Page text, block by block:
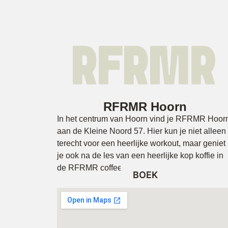
RFRMR Hoorn
In het centrum van Hoorn vind je RFRMR
aan de Kleine Noord 57. Hier kun je niet alleen
terecht voor een heerlijke workout, maar geniet
je ook na de les van een heerlijke kop koffie in
de RFRMR coffee corner.
BOEK